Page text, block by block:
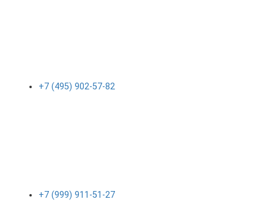
+7 (495) 902-57-82
+7 (999) 911-51-27